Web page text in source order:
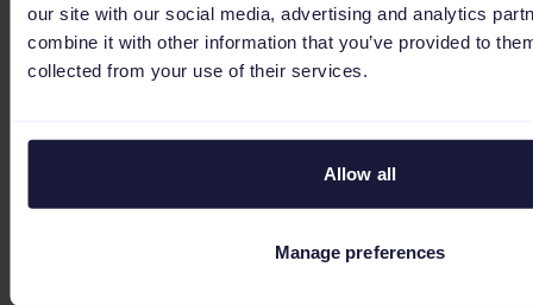
our site with our social media, advertising and analytics
combine it with other information that you’ve provided to
collected from your use of their services.
Allow all
Manage preferences
Talla
Para los artículos
importante enviar
la talla a Google
Shopping. Si este
del título, puedes